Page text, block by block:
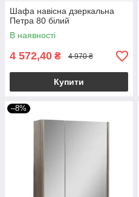
Шафа навісна дзеркальна
Петра 80 білий
В наявності
4 572,40 ₴ 4 970 ₴
Купити
–8%